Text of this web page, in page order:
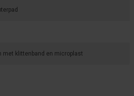
met klittenband en microplast